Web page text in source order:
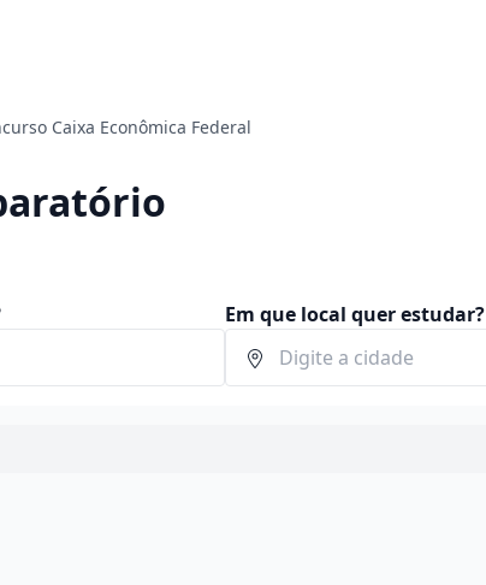
Caixa Econômica Federal
Em que local quer estudar?